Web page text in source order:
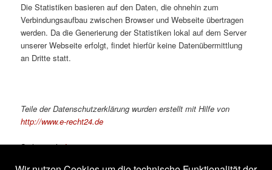
Die Statistiken basieren auf den Daten, die ohnehin zum
Verbindungsaufbau zwischen Browser und Webseite übertragen
werden. Da die Generierung der Statistiken lokal auf dem Server
unserer Webseite erfolgt, findet hierfür keine Datenübermittlung
an Dritte statt.
Teile der Datenschutzerklärung wurden erstellt mit Hilfe von
http://www.e-recht24.de
Siehe auch:Impressum